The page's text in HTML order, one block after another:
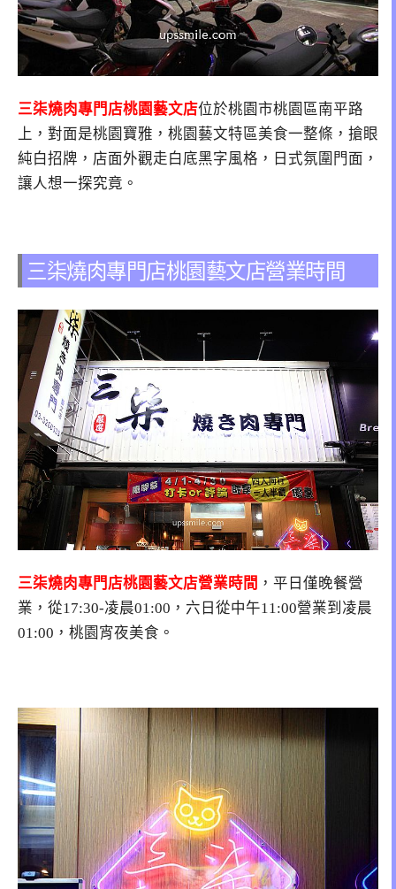
三柒燒肉專門店桃園藝文店位於桃園市桃園區南平路
上，對面是桃園寶雅，桃園藝文特區美食一整條，搶眼
純白招牌，店面外觀走白底黑字風格，日式氛圍門面，
讓人想一探究竟。
三柒燒肉專門店桃園藝文店營業時間
三柒燒肉專門店桃園藝文店營業時間 ，平日僅晚餐營
業，從17:30-凌晨01:00，六日從中午11:00營業到凌晨
01:00，桃園宵夜美食。